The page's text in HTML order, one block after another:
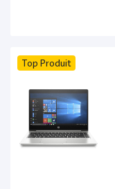
Top Produit